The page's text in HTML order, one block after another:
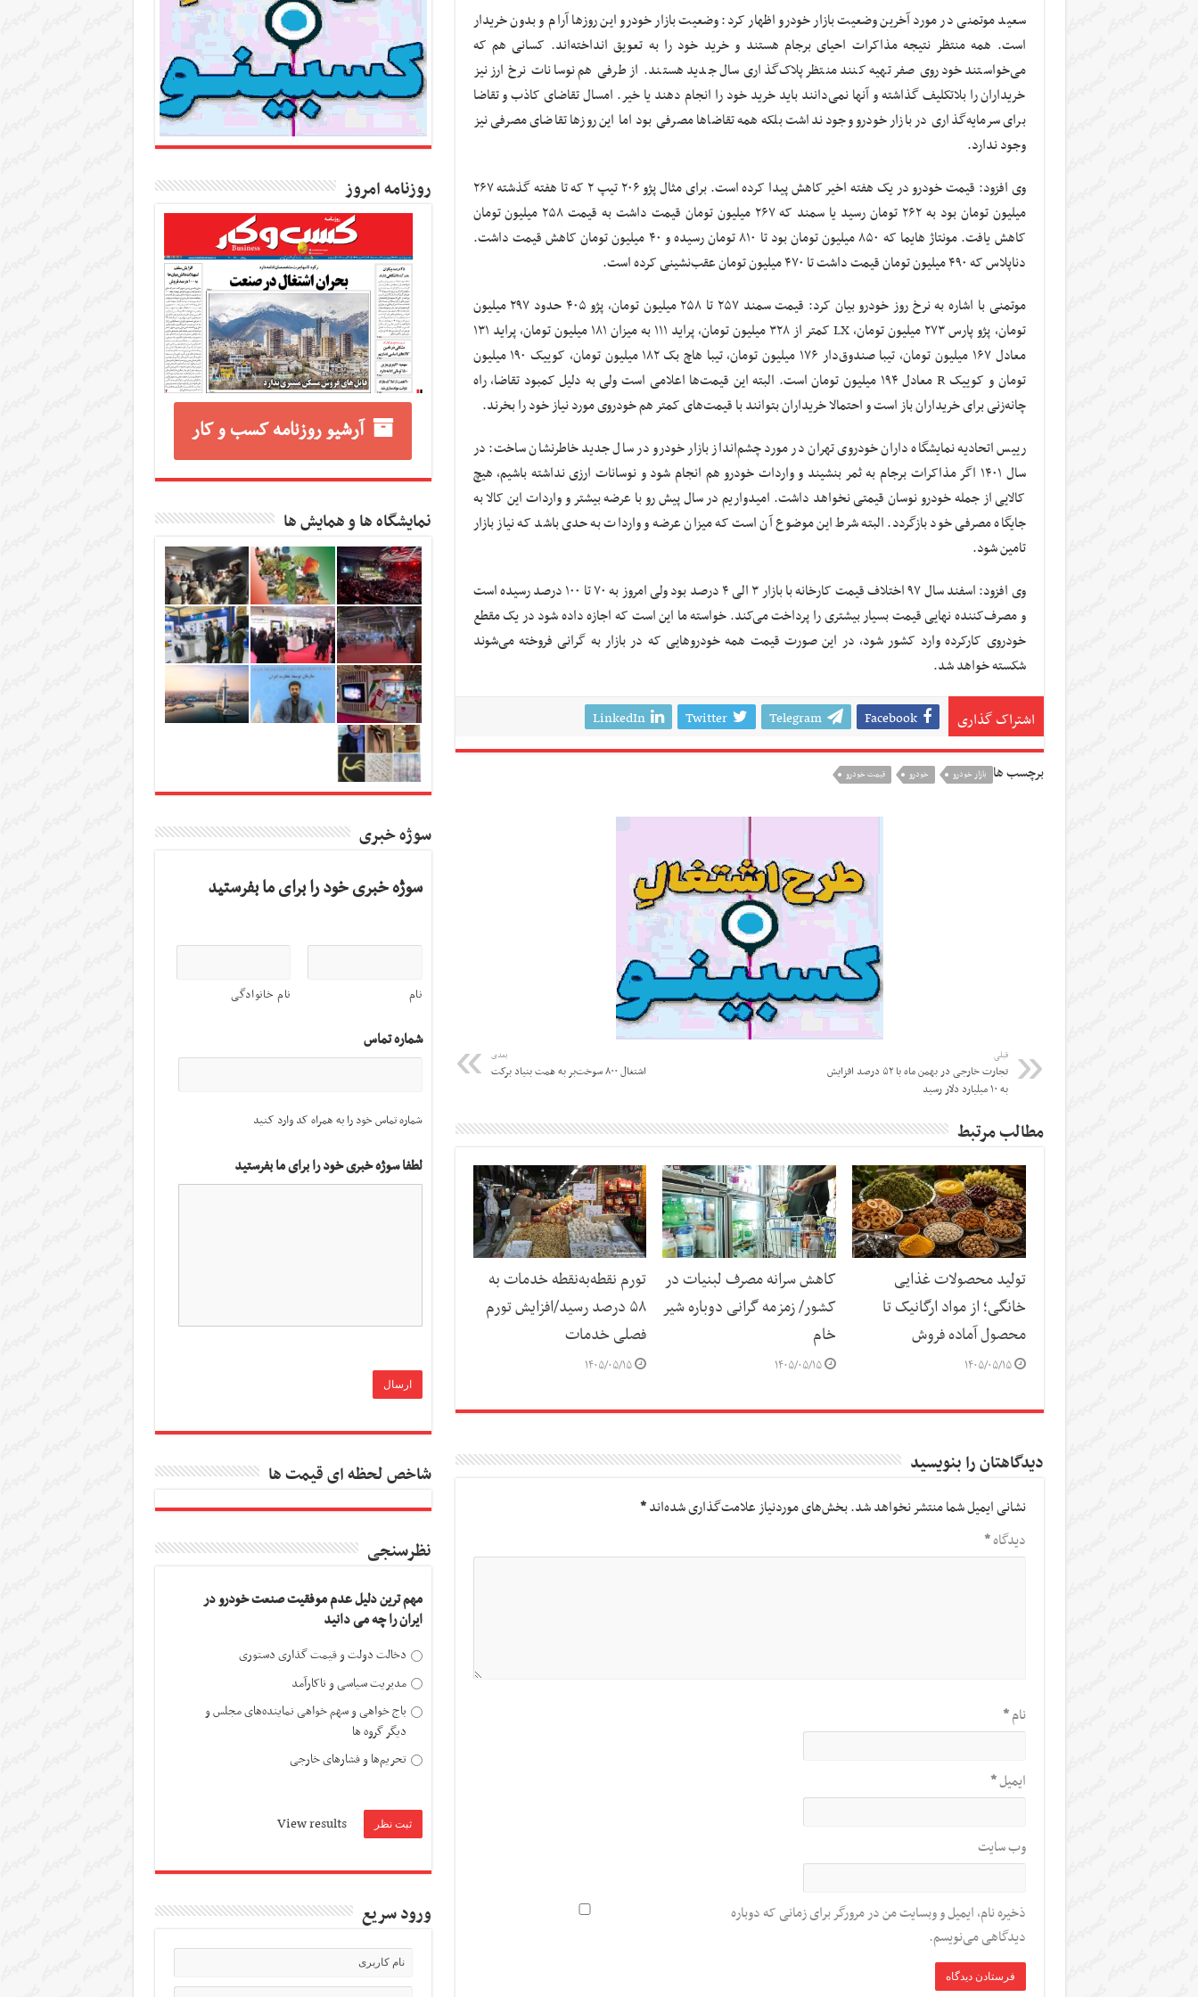
سعید موتمنی در مورد آخرین وضعیت بازار خودرو اظهار کرد: وضعیت بازار خودرو این روزها آرام و بدون خریدار
است. همه منتظر نتیجه مذاکرات احیای برجام هستند و خرید خود را به تعویق انداخته‌اند. کسانی هم که
می‌خواستند خودروی صفر تهیه کنند منتظر پلاک‌گذاری سال جدید هستند. از طرفی هم نوسانات نرخ ارز نیز
خریداران را بلاتکلیف گذاشته و آنها نمی‌دانند باید خرید خود را انجام دهند یا خیر. امسال تقاضای کاذب و تقاضا
برای سرمایه‌گذاری در بازار خودرو وجود نداشت بلکه همه تقاضاها مصرفی بود اما این روزها تقاضای مصرفی نیز
وجود ندارد.
وی افزود: قیمت خودرو در یک هفته اخیر کاهش پیدا کرده است. برای مثال پژو ۲۰۶ تیپ ۲ که تا هفته گذشته ۲۶۷
میلیون تومان بود به ۲۶۲ تومان رسید یا سمند که ۲۶۷ میلیون تومان قیمت داشت به قیمت ۲۵۸ میلیون تومان
کاهش یافت. مونتاژ هایما که ۸۵۰ میلیون تومان بود تا ۸۱۰ تومان رسیده و ۴۰ میلیون تومان کاهش قیمت داشت.
دناپلاس که ۴۹۰ میلیون تومان قیمت داشت تا ۴۷۰ میلیون تومان عقب‌نشینی کرده است.
موتمنی با اشاره به نرخ روز خودرو بیان کرد: قیمت سمند ۲۵۷ تا ۲۵۸ میلیون تومان، پژو ۴۰۵ حدود ۲۹۷ میلیون
تومان، پژو پارس ۲۷۳ میلیون تومان، LX کمتر از ۳۲۸ میلیون تومان، پراید ۱۱۱ به میزان ۱۸۱ میلیون تومان، پراید ۱۳۱
معادل ۱۶۷ میلیون تومان، تیبا صندوق‌دار ۱۷۶ میلیون تومان، تیبا هاچ بک ۱۸۲ میلیون تومان، کوییک ۱۹۰ میلیون
تومان و کوییک R معادل ۱۹۴ میلیون تومان است. البته این قیمت‌ها اعلامی است ولی به دلیل کمبود تقاضا، راه
چانه‌زنی برای خریداران باز است و احتمالا خریداران بتوانند با قیمت‌های کمتر هم خودروی مورد نیاز خود را بخرند.
رییس اتحادیه نمایشگاه داران خودروی تهران در مورد چشم‌انداز بازار خودرو در سال جدید خاطرنشان ساخت: در
سال ۱۴۰۱ اگر مذاکرات برجام به ثمر بنشیند و واردات خودرو هم انجام شود و نوسانات ارزی نداشته باشیم، هیچ
کالایی از جمله خودرو نوسان قیمتی نخواهد داشت. امیدواریم در سال پیش رو با عرضه بیشتر و واردات این کالا به
جایگاه مصرفی خود بازگردد. البته شرط این موضوع آن است که میزان عرضه و واردات به حدی باشد که نیاز بازار
تامین شود.
وی افزود: اسفند سال ۹۷ اختلاف قیمت کارخانه با بازار ۳ الی ۴ درصد بود ولی امروز به ۷۰ تا ۱۰۰ درصد رسیده است
و مصرف‌کننده نهایی قیمت بسیار بیشتری را پرداخت می‌کند. خواسته ما این است که اجازه داده شود در یک مقطع
خودروی کارکرده وارد کشور شود، در این صورت قیمت همه خودروهایی که در بازار به گرانی فروخته می‌شوند
شکسته خواهد شد.
اشتراک گذاری Facebook
Telegram
Twitter
LinkedIn
برچسب ها بازار خودرو خودرو قیمت خودرو
قبلی
تجارت خارجی در بهمن ماه با ۵۲ درصد افزایش
به ۱۰ میلیارد دلار رسید
بعدی
اشتغال ۸۰۰ سوخت‌بر به همت بنیاد برکت
مطالب مرتبط
تولید محصولات غذایی
خانگی؛ از مواد ارگانیک تا
محصول آماده فروش
۱۴۰۵/۰۵/۱۵
کاهش سرانه مصرف لبنیات در
کشور/ زمزمه گرانی دوباره شیر
خام
۱۴۰۵/۰۵/۱۵
تورم نقطه‌به‌نقطه خدمات به
۵۸ درصد رسید/افزایش تورم
فصلی خدمات
۱۴۰۵/۰۵/۱۵
دیدگاهتان را بنویسید
نشانی ایمیل شما منتشر نخواهد شد.بخش‌های موردنیاز علامت‌گذاری شده‌اند*
دیدگاه*
نام*
ایمیل*
وب‌ سایت
ذخیره نام، ایمیل و وبسایت من در مرورگر برای زمانی که دوباره
دیدگاهی می‌نویسم.
روزنامه امروز
آرشیو روزنامه کسب و کار
نمایشگاه ها و همایش ها
سوژه خبری
سوژه خبری خود را برای ما بفرستید
نام نام خانوادگی
شماره تماس
شماره تماس خود را به همراه کد وارد کنید
لطفا سوژه خبری خود را برای ما بفرستید
شاخص لحظه ای قیمت ها
نظرسنجی
مهم ترین دلیل عدم موفقیت صنعت خودرو در
ایران را چه می دانید
دخالت دولت و قیمت گذاری دستوری
مدیریت سیاسی و ناکارآمد
باج خواهی و سهم خواهی نماینده‌های مجلس و
دیگر گروه ها
تحریم‌ها و فشارهای خارجی
View results
ورود سریع